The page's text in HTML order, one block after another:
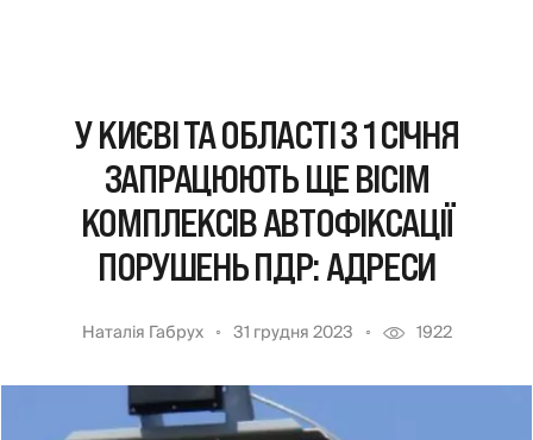
У КИЄВІ ТА ОБЛАСТІ З 1 СІЧНЯ
ЗАПРАЦЮЮТЬ ЩЕ ВІСІМ
КОМПЛЕКСІВ АВТОФІКСАЦІЇ
ПОРУШЕНЬ ПДР: АДРЕСИ
Наталія Габрух 31 грудня 2023 1922